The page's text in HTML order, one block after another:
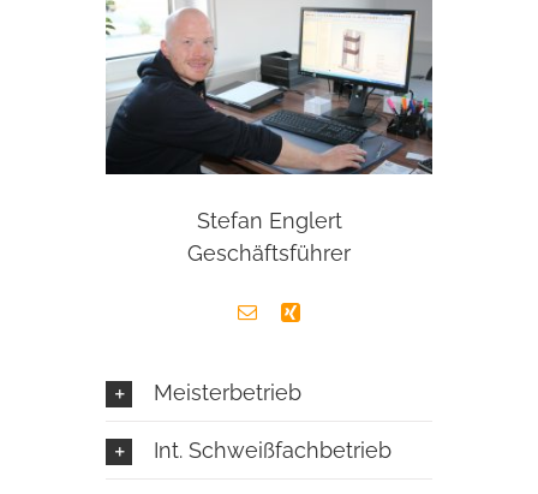
Stefan Englert
Geschäftsführer
Meisterbetrieb
Int. Schweißfachbetrieb